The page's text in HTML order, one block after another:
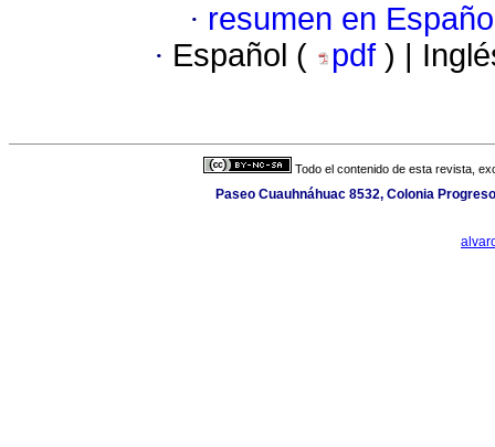
· resumen en
· Español ( pdf ) |
Todo el contenido de esta revista,
Paseo Cuauhnáhuac 8532, Colonia